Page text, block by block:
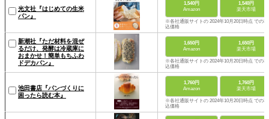
光文社『はじめての生米
パン』
1,540円
Amazon
1,540円
楽天市場
※各社通販サイトの 2024年10月20日時点 での税
込価格
新潮社『ただ材料を混ぜ
るだけ、発酵は冷蔵庫に
おまかせ！簡単もちふわ
ドデカパン』
1,650円
Amazon
1,650円
楽天市場
※各社通販サイトの 2024年10月20日時点 での税
込価格
池田書店『パンづくりに
困ったら読む本』
1,760円
Amazon
1,760円
楽天市場
※各社通販サイトの 2024年10月20日時点 での税
込価格